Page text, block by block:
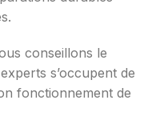
conseillons le
s’occupent de
fonctionnement de